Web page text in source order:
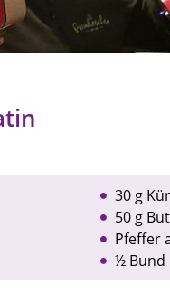
30 g
50 g
Pfeffer
½